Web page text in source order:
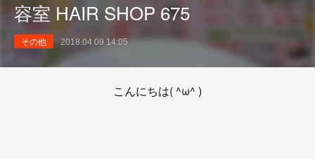
容室 HAIR SHOP 675
その他 2018.04.09 14:05
こんにちは( ^ω^ )